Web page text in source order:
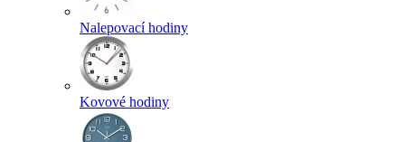
Nalepovací hodiny
Kovové hodiny